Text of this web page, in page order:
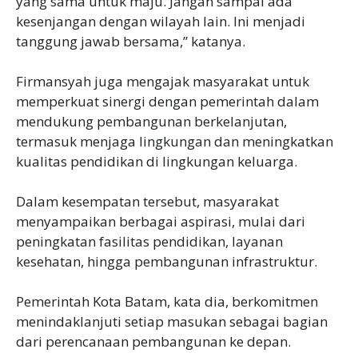
kesenjangan dengan wilayah lain. Ini menjadi
tanggung jawab bersama,” katanya.
‎Firmansyah juga mengajak masyarakat untuk
memperkuat sinergi dengan pemerintah dalam
mendukung pembangunan berkelanjutan,
termasuk menjaga lingkungan dan meningkatkan
kualitas pendidikan di lingkungan keluarga.
‎Dalam kesempatan tersebut, masyarakat
menyampaikan berbagai aspirasi, mulai dari
peningkatan fasilitas pendidikan, layanan
kesehatan, hingga pembangunan infrastruktur.
‎Pemerintah Kota Batam, kata dia, berkomitmen
menindaklanjuti setiap masukan sebagai bagian
dari perencanaan pembangunan ke depan.